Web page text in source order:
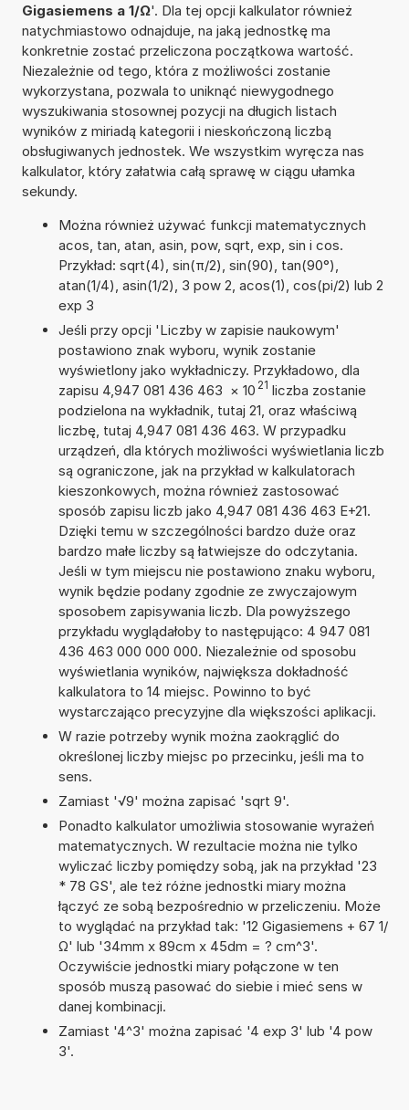
Gigasiemens a 1/Ω'. Dla tej opcji kalkulator również
natychmiastowo odnajduje, na jaką jednostkę ma
konkretnie zostać przeliczona początkowa wartość.
Niezależnie od tego, która z możliwości zostanie
wykorzystana, pozwala to uniknąć niewygodnego
wyszukiwania stosownej pozycji na długich listach
wyników z miriadą kategorii i nieskończoną liczbą
obsługiwanych jednostek. We wszystkim wyręcza nas
kalkulator, który załatwia całą sprawę w ciągu ułamka
sekundy.
Można również używać funkcji matematycznych
acos, tan, atan, asin, pow, sqrt, exp, sin i cos.
Przykład: sqrt(4), sin(π/2), sin(90), tan(90°),
atan(1/4), asin(1/2), 3 pow 2, acos(1), cos(pi/2) lub 2
exp 3
Jeśli przy opcji 'Liczby w zapisie naukowym'
postawiono znak wyboru, wynik zostanie
wyświetlony jako wykładniczy. Przykładowo, dla
zapisu 4,947 081 436 463 × 10 21 liczba zostanie
podzielona na wykładnik, tutaj 21, oraz właściwą
liczbę, tutaj 4,947 081 436 463. W przypadku
urządzeń, dla których możliwości wyświetlania liczb
są ograniczone, jak na przykład w kalkulatorach
kieszonkowych, można również zastosować
sposób zapisu liczb jako 4,947 081 436 463 E+21.
Dzięki temu w szczególności bardzo duże oraz
bardzo małe liczby są łatwiejsze do odczytania.
Jeśli w tym miejscu nie postawiono znaku wyboru,
wynik będzie podany zgodnie ze zwyczajowym
sposobem zapisywania liczb. Dla powyższego
przykładu wyglądałoby to następująco: 4 947 081
436 463 000 000 000. Niezależnie od sposobu
wyświetlania wyników, największa dokładność
kalkulatora to 14 miejsc. Powinno to być
wystarczająco precyzyjne dla większości aplikacji.
W razie potrzeby wynik można zaokrąglić do
określonej liczby miejsc po przecinku, jeśli ma to
sens.
Zamiast '√9' można zapisać 'sqrt 9'.
Ponadto kalkulator umożliwia stosowanie wyrażeń
matematycznych. W rezultacie można nie tylko
wyliczać liczby pomiędzy sobą, jak na przykład '23
* 78 GS', ale też różne jednostki miary można
łączyć ze sobą bezpośrednio w przeliczeniu. Może
to wyglądać na przykład tak: '12 Gigasiemens + 67 1/
Ω' lub '34mm x 89cm x 45dm = ? cm^3'.
Oczywiście jednostki miary połączone w ten
sposób muszą pasować do siebie i mieć sens w
danej kombinacji.
Zamiast '4^3' można zapisać '4 exp 3' lub '4 pow
3'.